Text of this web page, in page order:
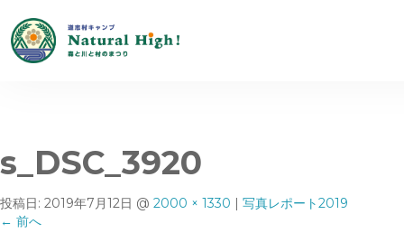
s_DSC_3920
投稿日: 2019年7月12日 @ 2000 × 1330 | 写真レポート2019
← 前へ